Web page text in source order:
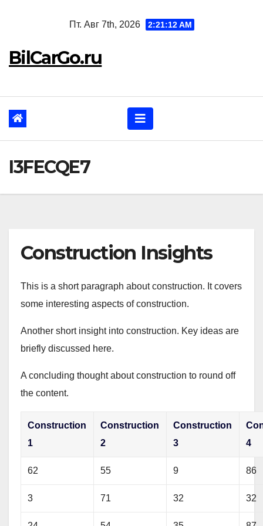
Пт. Авг 7th, 2026 2:21:14 AM
BilCarGo.ru
I3FECQE7
Construction Insights
This is a short paragraph about construction. It covers
some interesting aspects of construction.
Another short insight into construction. Key ideas are
briefly discussed here.
A concluding thought about construction to round off
the content.
Construction
1
Construction
2
Construction
3
4
62 55 9 86
3 71 32 32